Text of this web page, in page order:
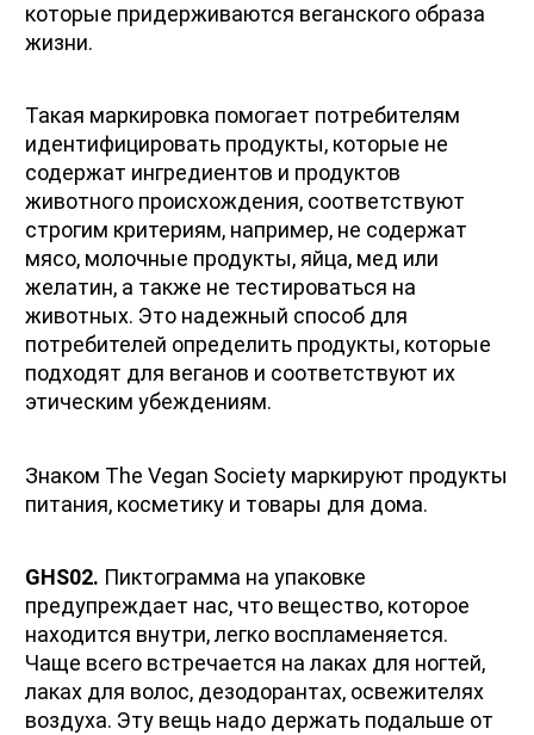
которые придерживаются веганского образа
жизни.
Такая маркировка помогает потребителям
идентифицировать продукты, которые не
содержат ингредиентов и продуктов
животного происхождения, соответствуют
строгим критериям, например, не содержат
мясо, молочные продукты, яйца, мед или
желатин, а также не тестироваться на
животных. Это надежный способ для
потребителей определить продукты, которые
подходят для веганов и соответствуют их
этическим убеждениям.
Знаком The Vegan Society маркируют продукты
питания, косметику и товары для дома.
GHS02. Пиктограмма на упаковке
предупреждает нас, что вещество, которое
находится внутри, легко воспламеняется.
Чаще всего встречается на лаках для ногтей,
лаках для волос, дезодорантах, освежителях
воздуха. Эту вещь надо держать подальше от